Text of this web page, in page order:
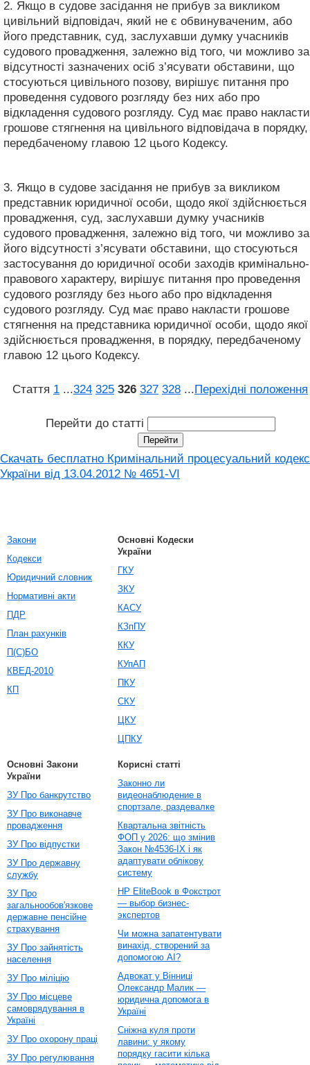
2. Якщо в судове засідання не прибув за викликом
цивільний відповідач, який не є обвинуваченим, або
його представник, суд, заслухавши думку учасників
судового провадження, залежно від того, чи можливо за
відсутності зазначених осіб з’ясувати обставини, що
стосуються цивільного позову, вирішує питання про
проведення судового розгляду без них або про
відкладення судового розгляду. Суд має право накласти
грошове стягнення на цивільного відповідача в порядку,
передбаченому главою 12 цього Кодексу.
3. Якщо в судове засідання не прибув за викликом
представник юридичної особи, щодо якої здійснюється
провадження, суд, заслухавши думку учасників
судового провадження, залежно від того, чи можливо за
його відсутності з’ясувати обставини, що стосуються
застосування до юридичної особи заходів кримінально-
правового характеру, вирішує питання про проведення
судового розгляду без нього або про відкладення
судового розгляду. Суд має право накласти грошове
стягнення на представника юридичної особи, щодо якої
здійснюється провадження, в порядку, передбаченому
главою 12 цього Кодексу.
Стаття 1 ...324 325 326 327 328 ...Перехідні положення
Перейти до статті
Скачать бесплатно Кримінальний процесуальний кодекс
України від 13.04.2012 № 4651-VI
Закони
Кодекси
Юридичний словник
Нормативні акти
ПДР
План рахунків
П(С)БО
КВЕД-2010
КП
Основні Кодески
України
ГКУ
ЗКУ
КАСУ
КЗпПУ
ККУ
КУпАП
ПКУ
СКУ
ЦКУ
ЦПКУ
Основні Закони
України
ЗУ Про банкрутство
ЗУ Про виконавче
провадження
ЗУ Про відпустки
ЗУ Про державну
службу
ЗУ Про
загальнообов'язкове
державне пенсійне
страхування
ЗУ Про зайнятість
населення
ЗУ Про міліцію
ЗУ Про місцеве
самоврядування в
Україні
ЗУ Про охорону праці
ЗУ Про регулювання
Корисні статті
Законно ли
видеонаблюдение в
спортзале, раздевалке
Квартальна звітність
ФОП у 2026: що змінив
Закон №4536-IX і як
адаптувати облікову
систему
HP EliteBook в Фокстрот
— выбор бизнес-
экспертов
Чи можна запатентувати
винахід, створений за
допомогою AI?
Адвокат у Вінниці
Олександр Малик —
юридична допомога в
Україні
Сніжна куля проти
лавини: у якому
порядку гасити кілька